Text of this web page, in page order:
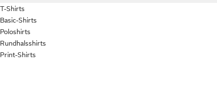
T-Shirts
Basic-Shirts
Poloshirts
Rundhalsshirts
Print-Shirts